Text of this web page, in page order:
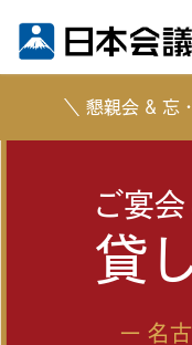
＼ 懇親会 & 忘 ・
ご宴
貸
ー 名